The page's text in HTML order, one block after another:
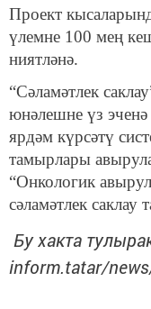
Проект
үлемне 100 мең
ниятләнә.
“Сәламәтлек
юнәлешне үз эченә
ярдәм күрсәтү
тамырлары
“Онкологик
сәламәтлек саклау
Бу хакта
inform.tatar/